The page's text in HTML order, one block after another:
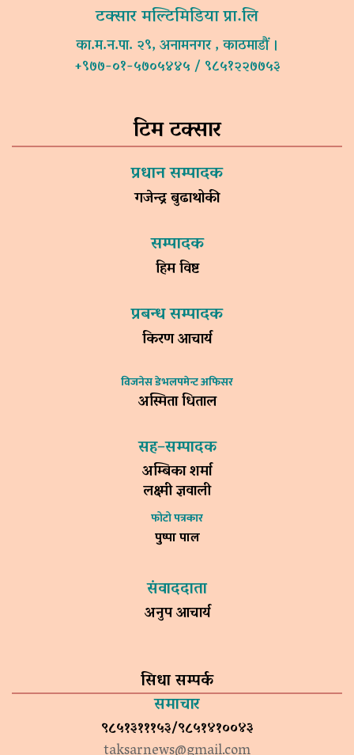
टक्सार मल्टिमिडिया प्रा.लि
का.म.न.पा. २९, अनामनगर , काठमाडौं ।
+९७७-०१-५७०५४४५ / ९८५१२२७७५३
टिम टक्सार
प्रधान सम्पादक
गजेन्द्र बुढाथोकी
सम्पादक
हिम विष्ट
प्रबन्ध सम्पादक
किरण आचार्य
विजनेस डेभलपमेन्ट अफिसर
अस्मिता धिताल
सह–सम्पादक
अम्बिका शर्मा
लक्ष्मी ज्ञवाली
फोटो पत्रकार
पुष्पा पाल
संवाददाता
अनुप आचार्य
सिधा सम्पर्क
समाचार
९८५१३१११५३/९८५१४१००४३